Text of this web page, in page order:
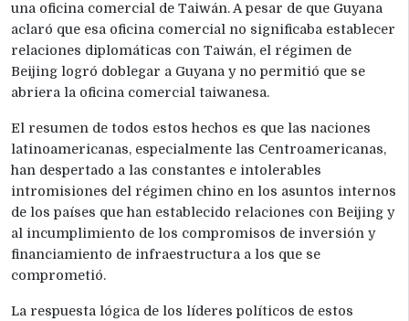
una oficina comercial de Taiwán. A pesar de que Guyana
aclaró que esa oficina comercial no significaba establecer
relaciones diplomáticas con Taiwán, el régimen de
Beijing logró doblegar a Guyana y no permitió que se
abriera la oficina comercial taiwanesa.
El resumen de todos estos hechos es que las naciones
latinoamericanas, especialmente las Centroamericanas,
han despertado a las constantes e intolerables
intromisiones del régimen chino en los asuntos internos
de los países que han establecido relaciones con Beijing y
al incumplimiento de los compromisos de inversión y
financiamiento de infraestructura a los que se
comprometió.
La respuesta lógica de los líderes políticos de estos